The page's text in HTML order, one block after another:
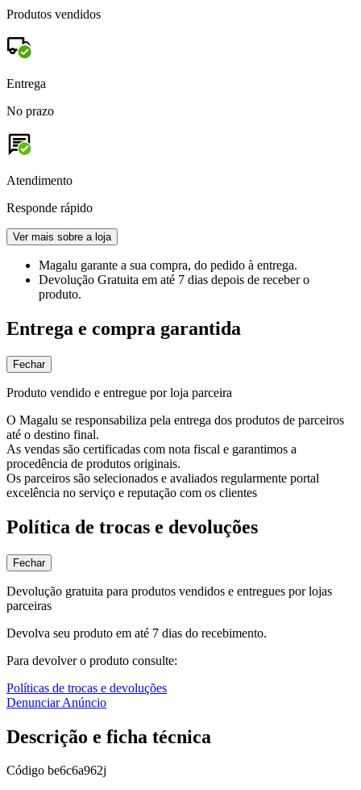
Produtos vendidos
Entrega
No prazo
Atendimento
Responde rápido
Ver mais sobre a loja
Magalu garante a sua compra, do pedido à entrega.
Devolução Gratuita em até 7 dias depois de receber o
produto.
Entrega e compra garantida
Fechar
Produto vendido e entregue por loja parceira
O Magalu se responsabiliza pela entrega dos produtos de parceiros
até o destino final.
As vendas são certificadas com nota fiscal e garantimos a
procedência de produtos originais.
Os parceiros são selecionados e avaliados regularmente portal
excelência no serviço e reputação com os clientes
Política de trocas e devoluções
Fechar
Devolução gratuita para produtos vendidos e entregues por lojas
parceiras
Devolva seu produto em até 7 dias do recebimento.
Para devolver o produto consulte:
Políticas de trocas e devoluções
Denunciar Anúncio
Descrição e ficha técnica
Código be6c6a962j